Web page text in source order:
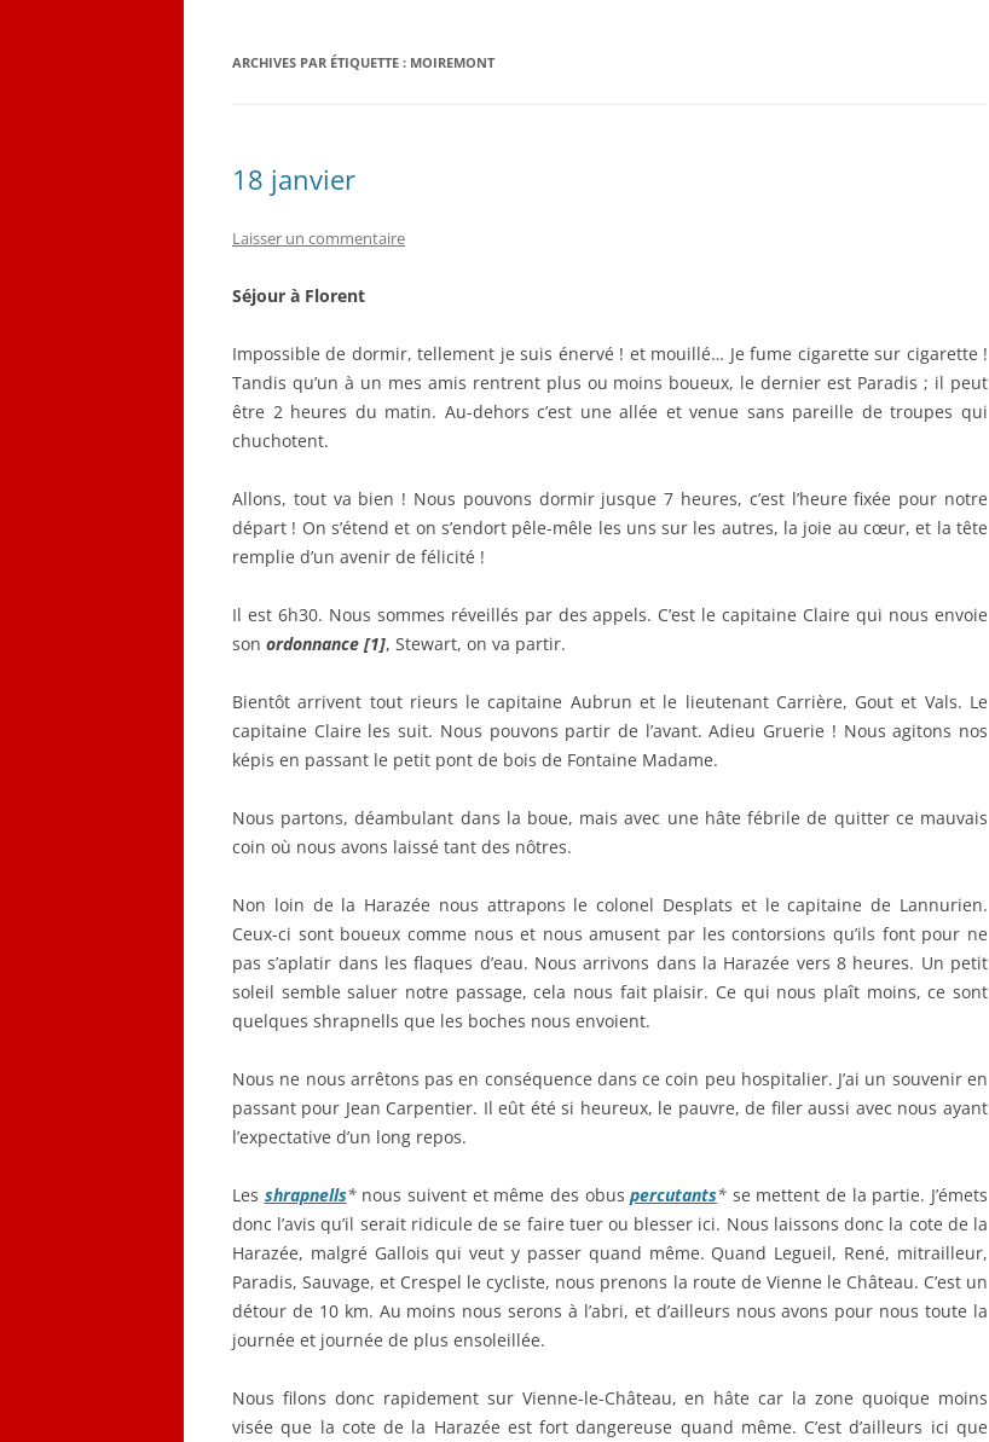
ARCHIVES PAR ÉTIQUETTE : MOIREMONT
18 janvier
Laisser un commentaire
Séjour à Florent
Impossible de dormir, tellement je suis énervé ! et mouillé… Je fume cigarette sur cigarette !
Tandis qu’un à un mes amis rentrent plus ou moins boueux, le dernier est Paradis ; il peut
être 2 heures du matin. Au-dehors c’est une allée et venue sans pareille de troupes qui
chuchotent.
Allons, tout va bien ! Nous pouvons dormir jusque 7 heures, c’est l’heure fixée pour notre
départ ! On s’étend et on s’endort pêle-mêle les uns sur les autres, la joie au cœur, et la tête
remplie d’un avenir de félicité !
Il est 6h30. Nous sommes réveillés par des appels. C’est le capitaine Claire qui nous envoie
son ordonnance [1], Stewart, on va partir.
Bientôt arrivent tout rieurs le capitaine Aubrun et le lieutenant Carrière, Gout et Vals. Le
capitaine Claire les suit. Nous pouvons partir de l’avant. Adieu Gruerie ! Nous agitons nos
képis en passant le petit pont de bois de Fontaine Madame.
Nous partons, déambulant dans la boue, mais avec une hâte fébrile de quitter ce mauvais
coin où nous avons laissé tant des nôtres.
Non loin de la Harazée nous attrapons le colonel Desplats et le capitaine de Lannurien.
Ceux-ci sont boueux comme nous et nous amusent par les contorsions qu’ils font pour ne
pas s’aplatir dans les flaques d’eau. Nous arrivons dans la Harazée vers 8 heures. Un petit
soleil semble saluer notre passage, cela nous fait plaisir. Ce qui nous plaît moins, ce sont
quelques shrapnells que les boches nous envoient.
Nous ne nous arrêtons pas en conséquence dans ce coin peu hospitalier. J’ai un souvenir en
passant pour Jean Carpentier. Il eût été si heureux, le pauvre, de filer aussi avec nous ayant
l’expectative d’un long repos.
Les shrapnells* nous suivent et même des obuspercutants* se mettent de la partie. J’émets
donc l’avis qu’il serait ridicule de se faire tuer ou blesser ici. Nous laissons donc la cote de la
Harazée, malgré Gallois qui veut y passer quand même. Quand Legueil, René, mitrailleur,
Paradis, Sauvage, et Crespel le cycliste, nous prenons la route de Vienne le Château. C’est un
détour de 10 km. Au moins nous serons à l’abri, et d’ailleurs nous avons pour nous toute la
journée et journée de plus ensoleillée.
Nous filons donc rapidement sur Vienne-le-Château, en hâte car la zone quoique moins
visée que la cote de la Harazée est fort dangereuse quand même. C’est d’ailleurs ici que